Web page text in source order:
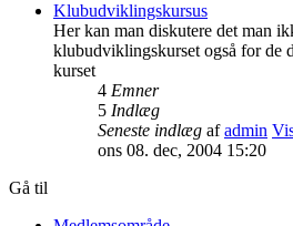
Klubudviklingskursus
Her kan man diskutere det man
klubudviklingskurset også for de
kurset
4 Emner
5 Indlæg
Seneste indlæg afadmin
ons 08. dec, 2004 15:20
Gå til